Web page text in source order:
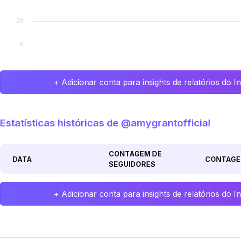
+ Adicionar conta para insights de relatórios do
Estatísticas históricas de @amygrantofficial
DATA
CONTAGEM DE
SEGUIDORES
+ Adicionar conta para insights de relatórios do